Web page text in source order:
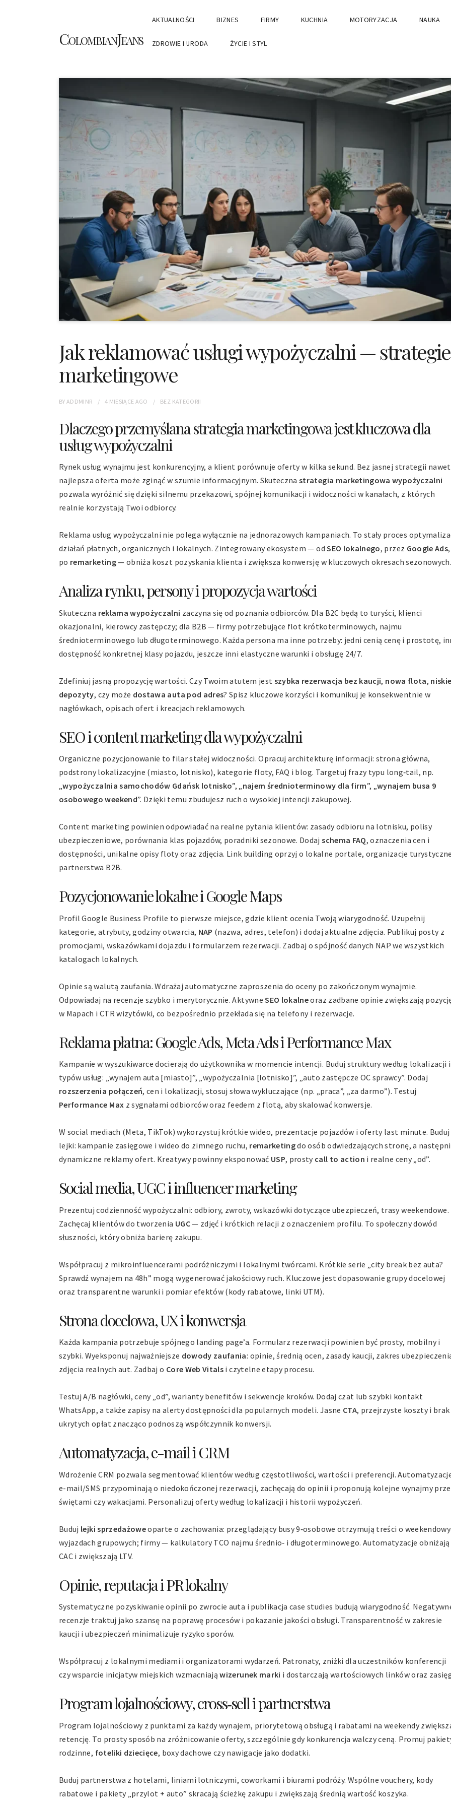
ColombianJeans
AKTUALNOŚCI BIZNES FIRMY KUCHNIA MOTORYZACJA NAUKA
ZDROWIE I URODA ŻYCIE I STYL
Jak reklamować usługi wypożyczalni — strategie
marketingowe
BYADDMINR 4 MIESIĄCE AGO BEZ KATEGORII
Dlaczego przemyślana strategia marketingowa jest kluczowa dla
usług wypożyczalni
Rynek usług wynajmu jest konkurencyjny, a klient porównuje oferty w kilka sekund. Bez jasnej strategii nawet
najlepsza oferta może zginąć w szumie informacyjnym. Skutecznastrategia marketingowa wypożyczalni
pozwala wyróżnić się dzięki silnemu przekazowi, spójnej komunikacji i widoczności w kanałach, z których
realnie korzystają Twoi odbiorcy.
Reklama usług wypożyczalni nie polega wyłącznie na jednorazowych kampaniach. To stały proces
działań płatnych, organicznych i lokalnych. Zintegrowany ekosystem — odSEO lokalnego, przez Google Ads,
po remarketing— obniża koszt pozyskania klienta i zwiększa konwersję w kluczowych okresach
Analiza rynku, persony i propozycja wartości
Skuteczna reklama wypożyczalni zaczyna się od poznania odbiorców. Dla B2C będą to turyści, klienci
okazjonalni, kierowcy zastępczy; dla B2B — firmy potrzebujące flot krótkoterminowych, najmu
średnioterminowego lub długoterminowego. Każda persona ma inne potrzeby: jedni cenią cenę i prostotę,
dostępność konkretnej klasy pojazdu, jeszcze inni elastyczne warunki i obsługę 24/7.
Zdefiniuj jasną propozycję wartości. Czy Twoim atutem jest szybka rezerwacja bez kaucji, nowa flota,
depozyty, czy może dostawa auta pod adres? Spisz kluczowe korzyści i komunikuj je konsekwentnie w
nagłówkach, opisach ofert i kreacjach reklamowych.
SEO i content marketing dla wypożyczalni
Organiczne pozycjonowanie to filar stałej widoczności. Opracuj architekturę informacji: strona główna,
podstrony lokalizacyjne (miasto, lotnisko), kategorie floty, FAQ i blog. Targetuj frazy typu long‑tail, np.
„wypożyczalnia samochodów Gdańsk lotnisko”, „najem średnioterminowy dla firm”, „wynajem busa 9
osobowego weekend”. Dzięki temu zbudujesz ruch o wysokiej intencji zakupowej.
Content marketing powinien odpowiadać na realne pytania klientów: zasady odbioru na lotnisku, polisy
ubezpieczeniowe, porównania klas pojazdów, poradniki sezonowe. Dodajschema FAQ, oznaczenia cen i
dostępności, unikalne opisy floty oraz zdjęcia. Link building oprzyj o lokalne portale, organizacje
partnerstwa B2B.
Pozycjonowanie lokalne i Google Maps
Profil Google Business Profile to pierwsze miejsce, gdzie klient ocenia Twoją wiarygodność. Uzupełnij
kategorie, atrybuty, godziny otwarcia, NAP (nazwa, adres, telefon) i dodaj aktualne zdjęcia. Publikuj posty z
promocjami, wskazówkami dojazdu i formularzem rezerwacji. Zadbaj o spójność danych NAP we wszystkich
katalogach lokalnych.
Opinie są walutą zaufania. Wdrażaj automatyczne zaproszenia do oceny po zakończonym wynajmie.
Odpowiadaj na recenzje szybko i merytorycznie. AktywneSEO lokalneoraz zadbane opinie zwiększają
w Mapach i CTR wizytówki, co bezpośrednio przekłada się na telefony i rezerwacje.
Reklama płatna: Google Ads, Meta Ads i Performance Max
Kampanie w wyszukiwarce docierają do użytkownika w momencie intencji. Buduj struktury według lokalizacji i
typów usług: „wynajem auta [miasto]”, „wypożyczalnia [lotnisko]”, „auto zastępcze OC sprawcy”. Dodaj
rozszerzenia połączeń, cen i lokalizacji, stosuj słowa wykluczające (np. „praca”, „za darmo”). Testuj
Performance Max z sygnałami odbiorców oraz feedem z flotą, aby skalować konwersje.
W social mediach (Meta, TikTok) wykorzystuj krótkie wideo, prezentacje pojazdów i oferty last minute. Buduj
lejki: kampanie zasięgowe i wideo do zimnego ruchu, remarketingdo osób odwiedzających stronę, a
dynamiczne reklamy ofert. Kreatywy powinny eksponować USP, prosty call to action i realne ceny „od”.
Social media, UGC i influencer marketing
Prezentuj codzienność wypożyczalni: odbiory, zwroty, wskazówki dotyczące ubezpieczeń, trasy weekendowe.
Zachęcaj klientów do tworzenia UGC— zdjęć i krótkich relacji z oznaczeniem profilu. To społeczny dowód
słuszności, który obniża barierę zakupu.
Współpracuj z mikroinfluencerami podróżniczymi i lokalnymi twórcami. Krótkie serie „city break bez auta?
Sprawdź wynajem na 48h” mogą wygenerować jakościowy ruch. Kluczowe jest dopasowanie grupy docelowej
oraz transparentne warunki i pomiar efektów (kody rabatowe, linki UTM).
Strona docelowa, UX i konwersja
Każda kampania potrzebuje spójnego landing page’a. Formularz rezerwacji powinien być prosty, mobilny i
szybki. Wyeksponuj najważniejsze dowody zaufania: opinie, średnią ocen, zasady kaucji, zakres
zdjęcia realnych aut. Zadbaj o Core Web Vitals i czytelne etapy procesu.
Testuj A/B nagłówki, ceny „od”, warianty benefitów i sekwencje kroków. Dodaj czat lub szybki kontakt
WhatsApp, a także zapisy na alerty dostępności dla popularnych modeli. Jasne CTA, przejrzyste koszty i brak
ukrytych opłat znacząco podnoszą współczynnik konwersji.
Automatyzacja, e-mail i CRM
Wdrożenie CRM pozwala segmentować klientów według częstotliwości, wartości i preferencji.
e-mail/SMS przypominają o niedokończonej rezerwacji, zachęcają do opinii i proponują kolejne wynajmy
świętami czy wakacjami. Personalizuj oferty według lokalizacji i historii wypożyczeń.
Buduj lejki sprzedażoweoparte o zachowania: przeglądający busy 9‑osobowe otrzymują treści o
wyjazdach grupowych; firmy — kalkulatory TCO najmu średnio‑ i długoterminowego. Automatyzacje obniżają
CAC i zwiększają LTV.
Opinie, reputacja i PR lokalny
Systematyczne pozyskiwanie opinii po zwrocie auta i publikacja case studies budują wiarygodność.
recenzje traktuj jako szansę na poprawę procesów i pokazanie jakości obsługi. Transparentność w zakresie
kaucji i ubezpieczeń minimalizuje ryzyko sporów.
Współpracuj z lokalnymi mediami i organizatorami wydarzeń. Patronaty, zniżki dla uczestników konferencji
czy wsparcie inicjatyw miejskich wzmacniająwizerunek marki i dostarczają wartościowych linków oraz
Program lojalnościowy, cross‑sell i partnerstwa
Program lojalnościowy z punktami za każdy wynajem, priorytetową obsługą i rabatami na weekendy
retencję. To prosty sposób na zróżnicowanie oferty, szczególnie gdy konkurencja walczy ceną. Promuj
rodzinne, foteliki dziecięce, boxy dachowe czy nawigacje jako dodatki.
Buduj partnerstwa z hotelami, liniami lotniczymi, coworkami i biurami podróży. Wspólne vouchery, kody
rabatowe i pakiety „przylot + auto” skracają ścieżkę zakupu i zwiększają średnią wartość koszyka.